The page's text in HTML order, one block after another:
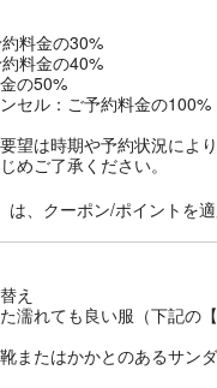
料金の30%
料金の40%
の50%
セル：ご予約料金の100%
望は時期や予約状況によ
めご了承ください。
、クーポン/ポイントを適
え
濡れても良い服（下記の
またはかかとのあるサン